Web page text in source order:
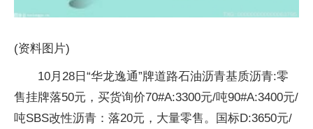
(资料图片)
10月28日“华龙逸通”牌道路石油沥青基质沥青:零
售挂牌落50元，买货询价70#A:3300元/吨90#A:3400元/
吨SBS改性沥青：落20元，大量零售。国标D:3650元/